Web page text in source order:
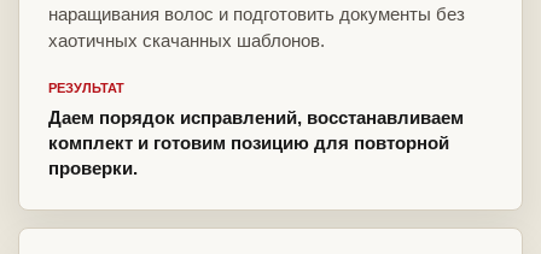
наращивания волос и подготовить документы без
хаотичных скачанных шаблонов.
РЕЗУЛЬТАТ
Даем порядок исправлений, восстанавливаем
комплект и готовим позицию для повторной
проверки.